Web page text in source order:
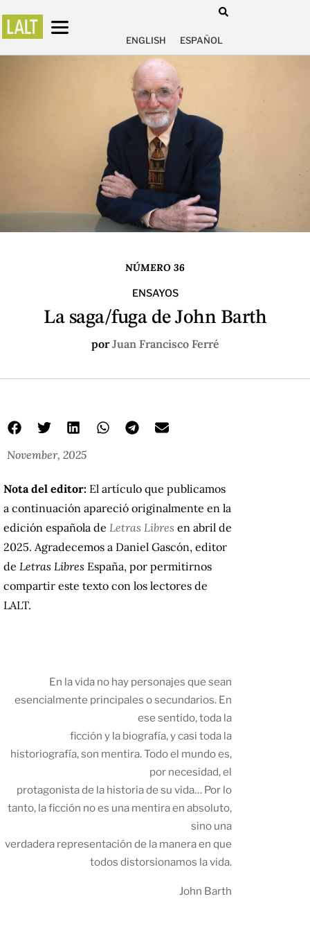
ENGLISH ESPAÑOL
NÚMERO 36
ENSAYOS
La saga/fuga de John Barth
porJuan Francisco Ferré
November, 2025
Nota del editor: El artículo que publicamos
a continuación apareció originalmente en la
edición española de Letras Libres en abril de
2025. Agradecemos a Daniel Gascón, editor
de Letras Libres España, por permitirnos
compartir este texto con los lectores de
LALT.
En la vida no hay personajes que sean
esencialmente principales o secundarios. En
ese sentido, toda la
ficción y la biografía, y casi toda la
historiografía, son mentira. Todo el mundo es,
por necesidad, el
protagonista de la historia de su vida… Por lo
tanto, la ficción no es una mentira en absoluto,
sino una
verdadera representación de la manera en que
todos distorsionamos la vida.
John Barth